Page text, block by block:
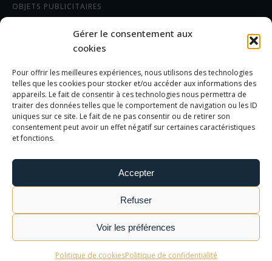
Gérer le consentement aux
cookies
Pour offrir les meilleures expériences, nous utilisons des technologies
telles que les cookies pour stocker et/ou accéder aux informations des
appareils. Le fait de consentir à ces technologies nous permettra de
traiter des données telles que le comportement de navigation ou les ID
uniques sur ce site. Le fait de ne pas consentir ou de retirer son
consentement peut avoir un effet négatif sur certaines caractéristiques
et fonctions.
Accepter
Refuser
Voir les préférences
Politique de cookiesPolitique de confidentialité
OBJETS PUBLICITAIRES
AIDE/FAQ
LES DIFFÉRENTS MARQUAGES
FOIRE AUX QUESTIONS
INFORMATIONS LÉGALES
MENTIONS LÉGALES
POLITIQUE DE CONFIDENTIALITÉ